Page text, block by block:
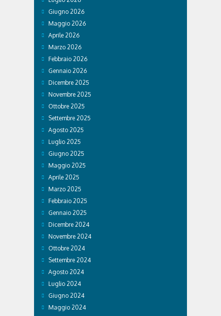
Giugno 2026
Maggio 2026
Aprile 2026
Marzo 2026
Febbraio 2026
Gennaio 2026
Dicembre 2025
Novembre 2025
Ottobre 2025
Settembre 2025
Agosto 2025
Luglio 2025
Giugno 2025
Maggio 2025
Aprile 2025
Marzo 2025
Febbraio 2025
Gennaio 2025
Dicembre 2024
Novembre 2024
Ottobre 2024
Settembre 2024
Agosto 2024
Luglio 2024
Giugno 2024
Maggio 2024